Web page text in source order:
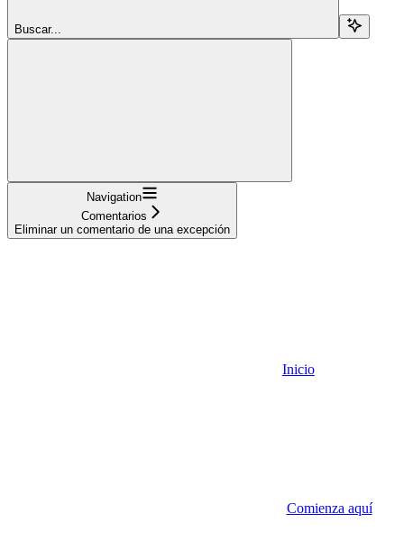
Buscar...
Navigation
Comentarios
Eliminar un comentario de una excepción
Inicio
Comienza aquí